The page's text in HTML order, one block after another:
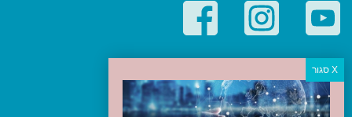
קטגוריות פופולריות
יעדים
טיולים בישראל